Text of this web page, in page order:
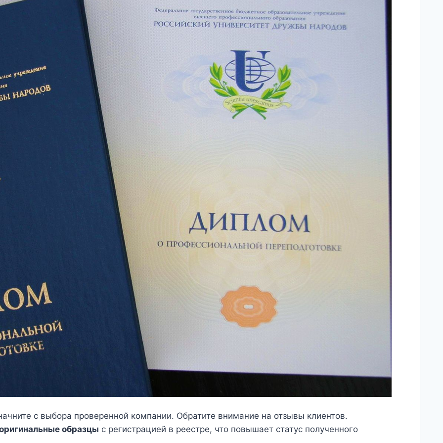
с выбора проверенной компании. Обратите внимание на отзывы клиентов.
образцы с регистрацией в реестре, что повышает статус полученного